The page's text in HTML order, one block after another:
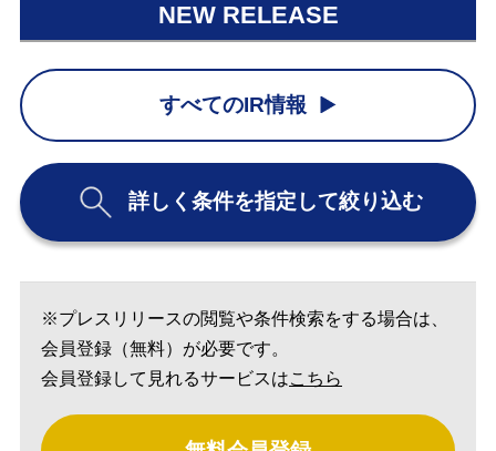
NEW RELEASE
すべてのIR情報
詳しく条件を指定して絞り込む
※プレスリリースの閲覧や条件検索をする場合は、
会員登録（無料）が必要です。
会員登録して見れるサービスはこちら